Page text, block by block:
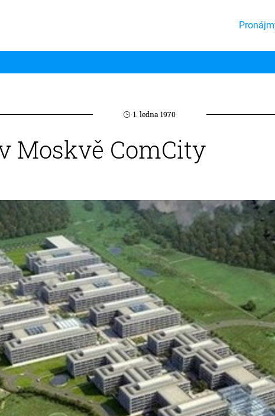
1. ledna 1970
Moskvě ComCity